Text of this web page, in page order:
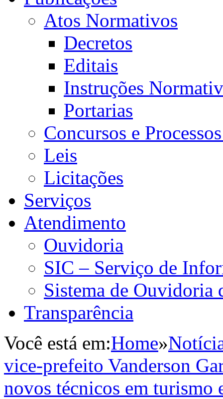
Atos Normativos
Decretos
Editais
Instruções
Portarias
Concursos e
Leis
Licitações
Serviços
Atendimento
Ouvidoria
SIC – Serviço de
Sistema de Ouvidoria
Transparência
Você está em:Home»
vice-prefeito Vanderson
novos técnicos em turismo